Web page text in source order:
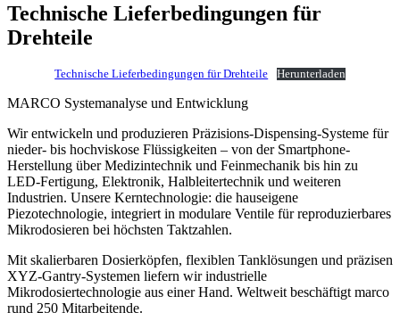
Technische Lieferbedingungen für
Drehteile
Technische Lieferbedingungen für Drehteile Herunterladen
MARCO Systemanalyse und Entwicklung
Wir entwickeln und produzieren Präzisions-Dispensing-Systeme für
nieder- bis hochviskose Flüssigkeiten – von der Smartphone-
Herstellung über Medizintechnik und Feinmechanik bis hin zu
LED-Fertigung, Elektronik, Halbleitertechnik und weiteren
Industrien. Unsere Kerntechnologie: die hauseigene
Piezotechnologie, integriert in modulare Ventile für reproduzierbares
Mikrodosieren bei höchsten Taktzahlen.
Mit skalierbaren Dosierköpfen, flexiblen Tanklösungen und präzisen
XYZ-Gantry-Systemen liefern wir industrielle
Mikrodosiertechnologie aus einer Hand. Weltweit beschäftigt marco
rund 250 Mitarbeitende.